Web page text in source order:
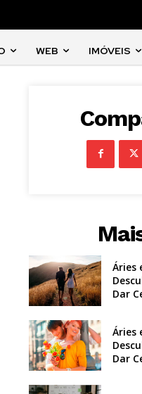
WEB IMÓVEIS
Áries
Dar
Áries
Dar